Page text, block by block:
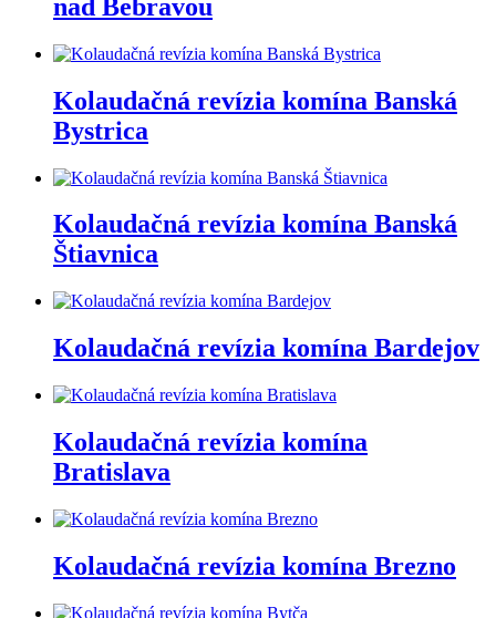
nad Bebravou
Kolaudačná revízia komína Banská
Bystrica
Kolaudačná revízia komína Banská
Štiavnica
Kolaudačná revízia komína Bardejov
Kolaudačná revízia komína
Bratislava
Kolaudačná revízia komína Brezno